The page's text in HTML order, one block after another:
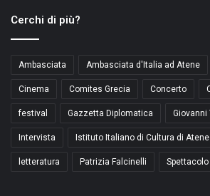
Cerchi di più?
Ambasciata Ambasciata d'Italia ad Atene
Cinema Comites Grecia Concerto
festival Gazzetta Diplomatica Giovanni
Intervista Istituto Italiano di Cultura di Atene
letteratura Patrizia Falcinelli Spettacolo